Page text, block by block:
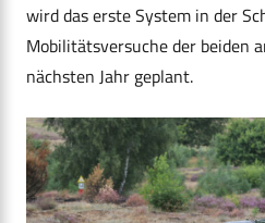
wird das erste System in der
Mobilitätsversuche der beiden
nächsten Jahr geplant.